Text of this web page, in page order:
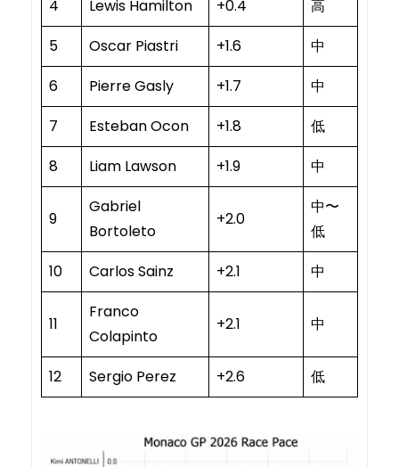
4
Lewis Hamilton +0.4
高
5
Oscar Piastri +1.6
中
6
Pierre Gasly +1.7
中
7
Esteban Ocon +1.8
低
8
Liam Lawson +1.9 中
9
Gabriel
Bortoleto
+2.0
中〜
低
10
Carlos Sainz +2.1 中
11
Franco
Colapinto
+2.1 中
12 Sergio Perez +2.6 低